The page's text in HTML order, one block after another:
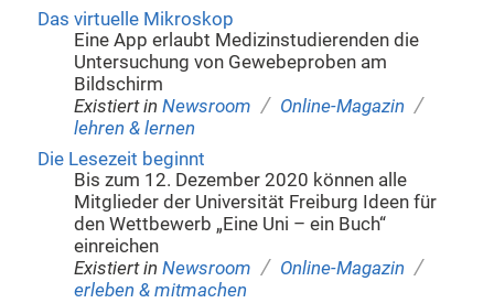
Das virtuelle Mikroskop
Eine App erlaubt Medizinstudierenden die
Untersuchung von Gewebeproben am
Bildschirm
Existiert in Newsroom / Online-Magazin /
lehren & lernen
Die Lesezeit beginnt
Bis zum 12. Dezember 2020 können alle
Mitglieder der Universität Freiburg Ideen für
den Wettbewerb „Eine Uni – ein Buch“
einreichen
Existiert in Newsroom / Online-Magazin /
erleben & mitmachen